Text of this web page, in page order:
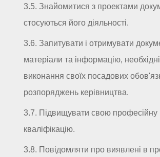
3.5. Знайомитися з проектами
стосуються його діяльності.
3.6. Запитувати і отримувати
матеріали та інформацію,
виконання своїх посадових
розпоряджень керівництва.
3.7. Підвищувати свою професійну
кваліфікацію.
3.8. Повідомляти про виявлені в